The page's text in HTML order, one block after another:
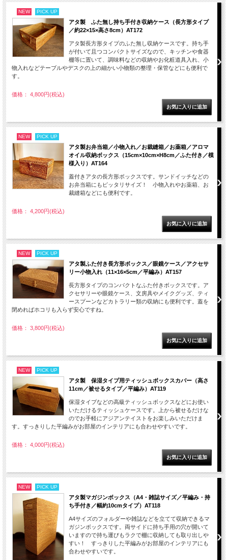
NEW PICK UP
アタ製 ふた無し持ち手付き収納ケース（長方形タイプ
／約22×15×高さ8cm）AT172
アタ製長方形タイプのふた無し収納ケースです。持ち手
が付いて且つコンパクトサイズなので、キッチンや食器
棚等に置いて、調味料などの収納やお化粧道具入れ、小
物入れなどテーブルやデスクの上の細かい小物類の整理・保管などにも便利で
す。
価格： 4,800円(税込)
NEW PICK UP
アタ製お弁当箱／小物入れ／お裁縫箱／お薬箱／アロマ
オイル収納ボックス（15cm×10cm×H8cm／ふた付き／模
様入り）AT164
蓋付きアタの長方形ボックスです。サンドイッチなどの
お弁当箱にもピッタリサイズ！ 小物入れやお薬箱、お
裁縫箱などにも便利です。
価格： 4,200円(税込)
NEW PICK UP
アタ製ふた付き長方形ボックス／眼鏡ケース／アクセサ
リー小物入れ（11×16×5cm／平編み）AT157
長方形タイプのコンパクトなふた付きボックスです。ア
クセサリーや眼鏡ケース、文房具やメイクグッズ、ティ
ースプーンなどカトラリー類の収納にも便利です。蓋を
閉めればホコリも入らず安心ですね。
価格： 3,800円(税込)
NEW PICK UP
アタ製 保湿タイプ用ティッシュボックスカバー（高さ
11cm／被せるタイプ／平編み）AT119
保湿タイプなどの高級ティッシュボックスなどにお使い
いただけるティッシュケースです。上から被せるだけな
のでお手軽にアジアンテイストをお楽しみいただけま
す。すっきりした平編みがお部屋のインテリアにも合わせやすいです。
価格： 4,000円(税込)
NEW PICK UP
アタ製マガジンボックス（A4・雑誌サイズ／平編み・持
ち手付き／幅約10cmタイプ）AT118
A4サイズのフォルダーや雑誌などを立てて収納できるマ
ガジンボックスです。両サイドに持ち手用の穴が開いて
いますので持ち運びもラクで棚に収納しても取り出しや
すい！ すっきりした平編みがお部屋のインテリアにも
合わせやすいです。